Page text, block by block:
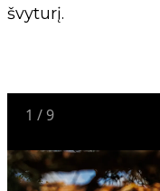
švyturį.
1 /9